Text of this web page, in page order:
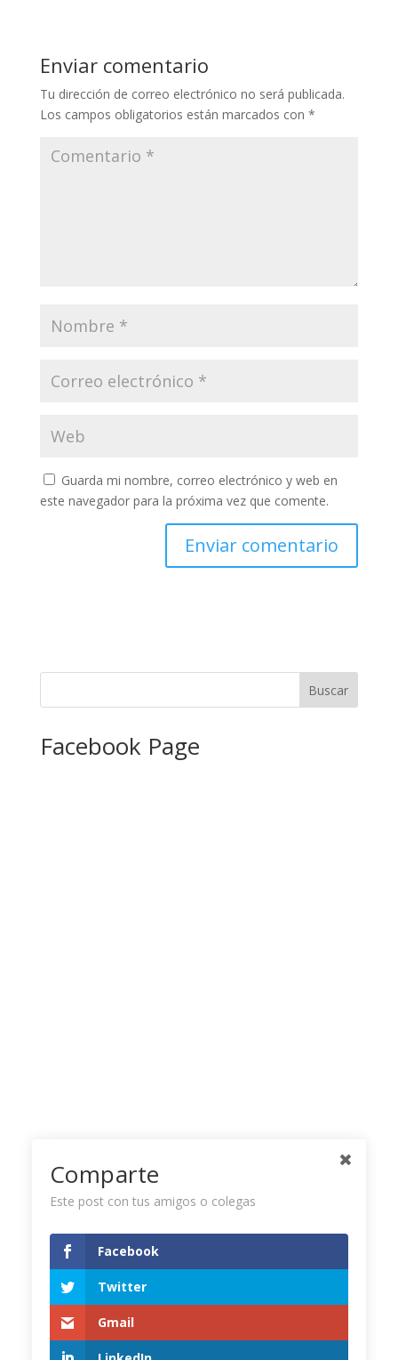
Enviar comentario
Tu dirección de correo electrónico no será publicada.
Los campos obligatorios están marcados con *
Guarda mi nombre, correo electrónico y web en
este navegador para la próxima vez que comente.
Facebook Page
Twitter Timeline
Tweets by CamaraCIP
Comparte
Este post con tus amigos o colegas
Facebook
Twitter
Gmail